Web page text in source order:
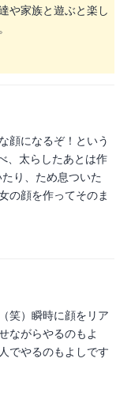
や家族と遊ぶと楽し
顔になるぞ！という
、太らしたあとは作
たり、ため息ついた
の顔を作ってそのま
笑）瞬時に顔をリア
ながらやるのもよ
でやるのもよしです